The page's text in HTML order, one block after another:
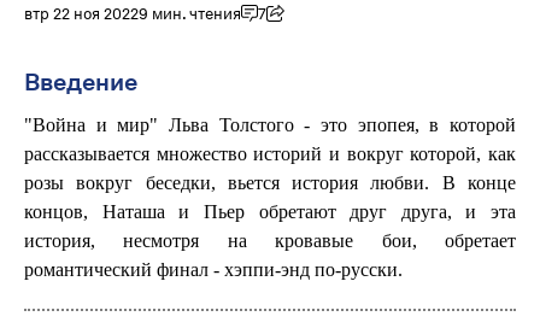
втр 22 ноя 20229 мин. чтения 7
Введение
"Война и мир" Льва Толстого - это эпопея, в которой
рассказывается множество историй и вокруг которой, как
розы вокруг беседки, вьется история любви. В конце
концов, Наташа и Пьер обретают друг друга, и эта
история, несмотря на кровавые бои, обретает
романтический финал - хэппи-энд по-русски.